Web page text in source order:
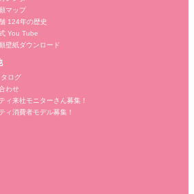
マップ
124年の歴史
You Tube
壁紙ダウンロード
ログ
わせ
ィ来社モニターさん募集！
ィ消費者モデル募集！